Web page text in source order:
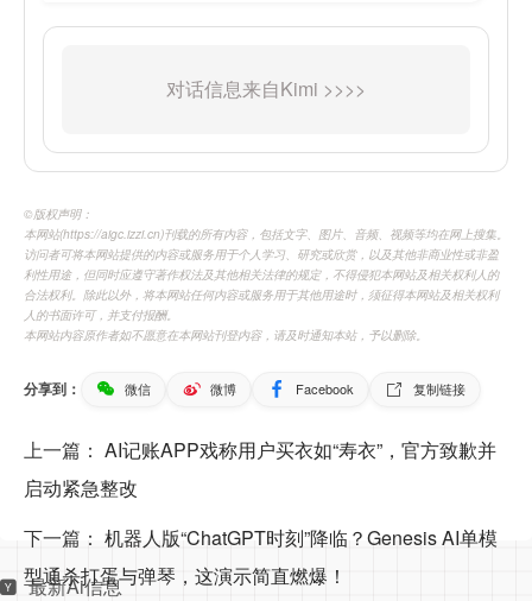
©️版权声明：
本网站(https://aigc.izzi.cn)刊载的所有内容，包括文字、图片、音频、视频等均在网上搜集。
访问者可将本网站提供的内容或服务用于个人学习、研究或欣赏，以及其他非商业性或非盈
利性用途，但同时应遵守著作权法及其他相关法律的规定，不得侵犯本网站及相关权利人的
合法权利。除此以外，将本网站任何内容或服务用于其他用途时，须征得本网站及相关权利
人的书面许可，并支付报酬。
本网站内容原作者如不愿意在本网站刊登内容，请及时通知本站，予以删除。
分享到： 微信 微博 Facebook 复制链接
上一篇： AI记账APP戏称用户买衣如“寿衣”，官方致歉并
启动紧急整改
下一篇： 机器人版“ChatGPT时刻”降临？Genesis AI单模
型通杀打蛋与弹琴，这演示简直燃爆！
最新Ai信息